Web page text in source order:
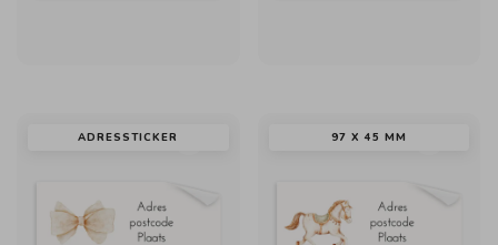
ADRESSTICKER 97 X 45 MM